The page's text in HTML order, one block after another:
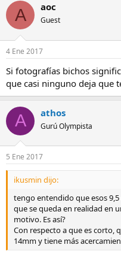
A aoc
Guest
4 Ene 2017
Si fotografías bichos
que casi ninguno deja que
A athos
Gurú Olympista
5 Ene 2017
ikusmin dijo:
tengo entendido que esos
que se queda en realidad en
motivo. Es así?
Con respecto a que es corto,
14mm y tiene más